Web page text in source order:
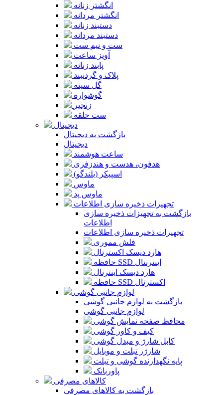
انگشتر زنانه
انگشتر مردانه
دستبند زنانه
دستبند مردانه
ست و نیم ست
آویز ساعت
پابند زنانه
پلاک و گردنبند
گل سینه
گوشواره
زنجیر
ست حلقه
دیجیتال
بازگشت به دیجیتال
دیجیتال
ساعت هوشمند
هدفون، هدست و هندزفری
اسپیکر (بلندگو)
ماوس
ماوس پد
تجهیزات ذخیره سازی اطلاعات
بازگشت به تجهیزات ذخیره سازی
اطلاعات
تجهیزات ذخیره سازی اطلاعات
فلش مموری
هارد دیسک اکسترنال
حافظه SSD اینترنتال
هارد دیسک اینترنال
حافظه SSD اکسترنال
لوازم جانبی گوشی
بازگشت به لوازم جانبی گوشی
لوازم جانبی گوشی
محافظ صفحه نمایش گوشی
کیف و کاور گوشی
کابل شارژ و مبدل گوشی
شارژر تبلت و موبایل
پایه نگهدارنده گوشی و تبلت
پاوربانک
کالاهای مصرفی
بازگشت به کالاهای مصرفی